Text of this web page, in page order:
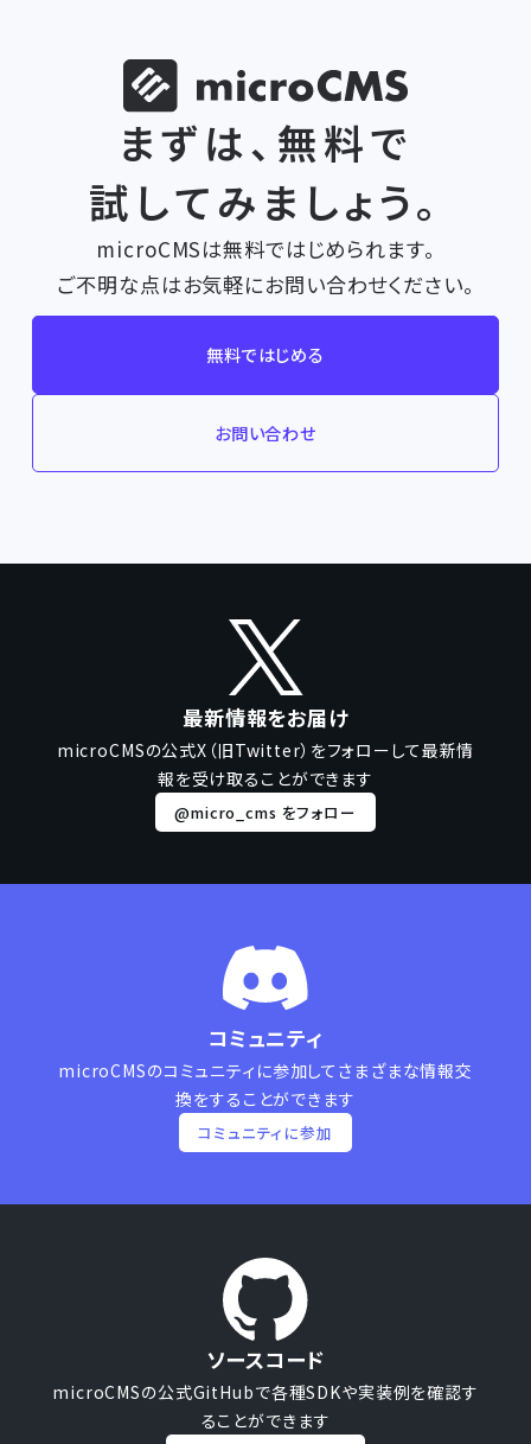
まずは、無料で
試してみましょう。
microCMSは無料ではじめられます。
ご不明な点はお気軽にお問い合わせください。
無料ではじめる
お問い合わせ
最新情報をお届け
microCMSの公式X（旧Twitter）をフォローして最新情
報を受け取ることができます
@micro_cms をフォロー
コミュニティ
microCMSのコミュニティに参加して さまざまな情報交
換をすることができます
コミュニティに参加
ソースコード
microCMSの公式GitHubで各種SDKや実装例を確認す
ることができます